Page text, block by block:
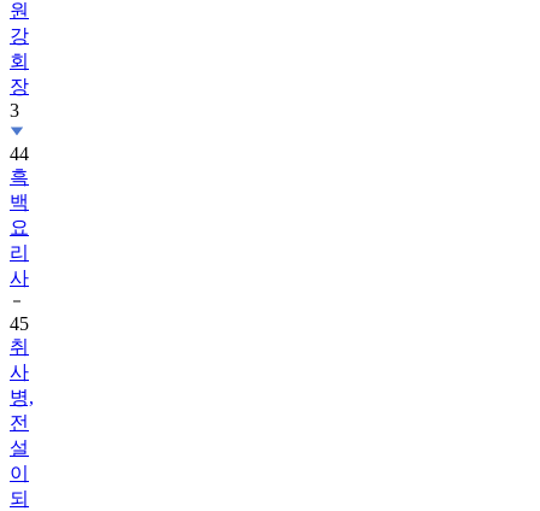
원
강
회
장
3
44
흑
백
요
리
사
45
취
사
병,
전
설
이
되